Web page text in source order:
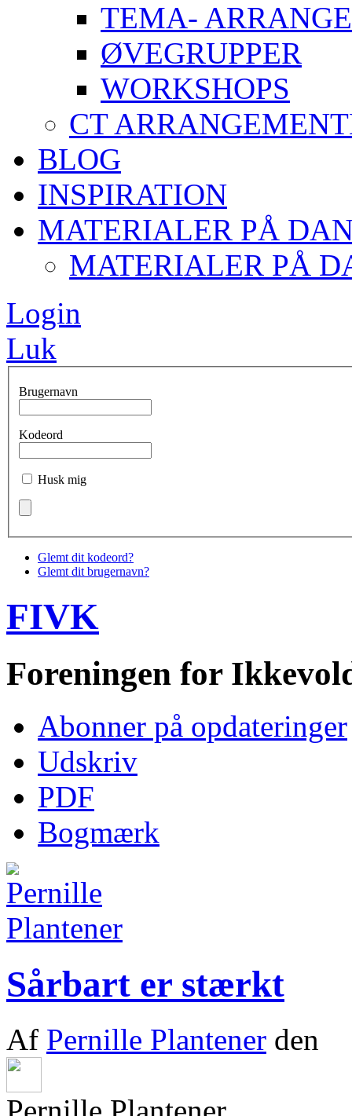
TEMA-
ØVEGRUPPER
WORKSHOPS
CT
BLOG
INSPIRATION
MATERIALER PÅ
MATERIALER PÅ
Login
Luk
Brugernavn
Kodeord
Husk mig
Glemt dit kodeord?
Glemt dit brugernavn?
FIVK
Foreningen for
Abonner på opdateringer
Udskriv
PDF
Bogmærk
Sårbart er stærkt
Af Pernille Plantener den